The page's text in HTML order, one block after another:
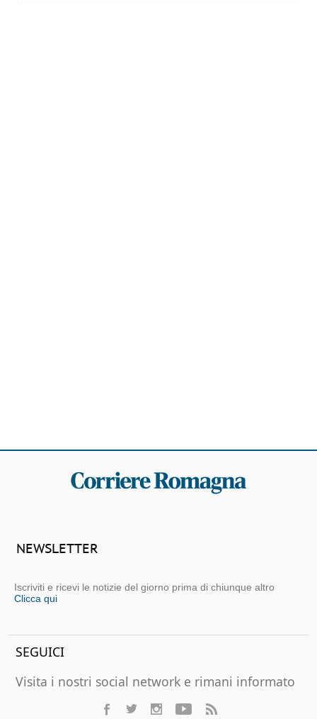
NEWSLETTER
Iscriviti e ricevi le notizie del giorno prima di chiunque altro
Clicca qui
SEGUICI
Visita i nostri social network e rimani informato